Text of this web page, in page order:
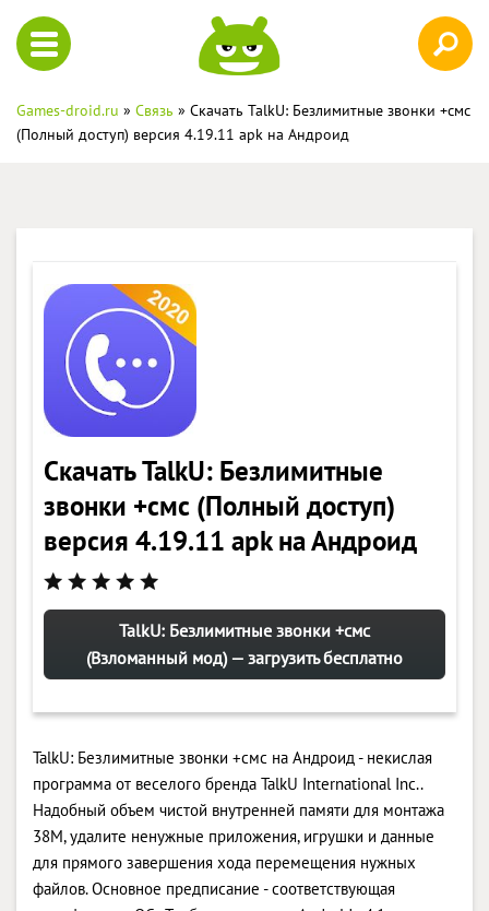
Games-droid.ru » Связь » Скачать TalkU: Безлимитные звонки +смс
(Полный доступ) версия 4.19.11 apk на Андроид
Скачать TalkU: Безлимитные
звонки +смс (Полный доступ)
версия 4.19.11 apk на Андроид
TalkU: Безлимитные звонки +смс
(Взломанный мод) — загрузить бесплатно
TalkU: Безлимитные звонки +смс на Андроид - некислая
программа от веселого бренда TalkU International Inc..
Надобный объем чистой внутренней памяти для монтажа
38M, удалите ненужные приложения, игрушки и данные
для прямого завершения хода перемещения нужных
файлов. Основное предписание - соответствующая